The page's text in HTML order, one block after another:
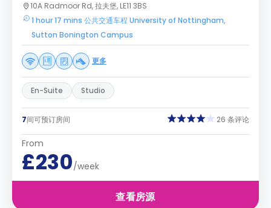
10A Radmoor Rd, 拉夫堡, LE11 3BS
1 hour 17 mins 公共交通车程 University of Nottingham,
Sutton Bonington Campus
更多
En-Suite Studio
7间可预订房间 26 条评论
From
£230/week
查看房源